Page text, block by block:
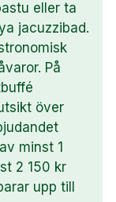
eller ta
jacuzzibad.
På
över
minst 1
2 150 kr
upp till